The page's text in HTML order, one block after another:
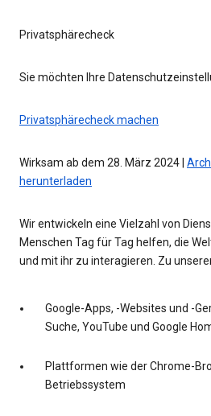
Privatsphärecheck
Sie möchten Ihre
Privatsphärecheck machen
Wirksam ab dem 28. März 2024 |
herunterladen
Wir entwickeln eine Vielzahl von
Menschen Tag für Tag helfen, die
und mit ihr zu interagieren. Zu
Google-Apps, -Websites und -
Suche, YouTube und Google
Plattformen wie der Chrome-
Betriebssystem